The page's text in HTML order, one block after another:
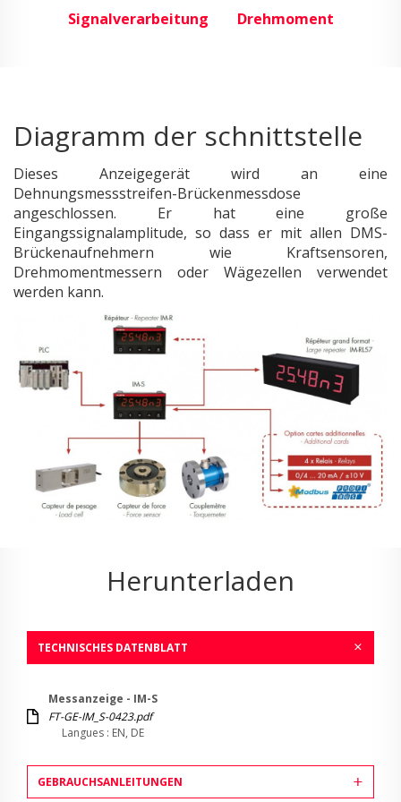
Signalverarbeitung Drehmoment
Diagramm der schnittstelle
Dieses Anzeigegerät wird an eine
Dehnungsmessstreifen-Brückenmessdose
angeschlossen. Er hat eine große
Eingangssignalamplitude, so dass er mit allen DMS-
Brückenaufnehmern wie Kraftsensoren,
Drehmomentmessern oder Wägezellen verwendet
werden kann.
Herunterladen
TECHNISCHES DATENBLATT
Messanzeige - IM-S
FT-GE-IM_S-0423.pdf
Langues : EN, DE
GEBRAUCHSANLEITUNGEN